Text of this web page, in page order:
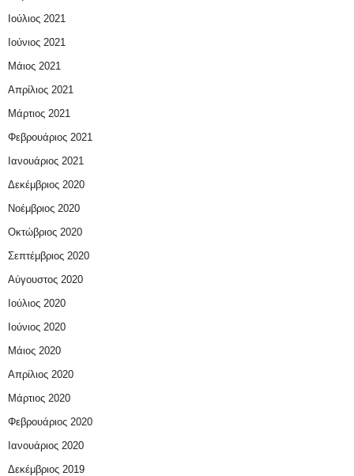
Ιούλιος 2021
Ιούνιος 2021
Μάιος 2021
Απρίλιος 2021
Μάρτιος 2021
Φεβρουάριος 2021
Ιανουάριος 2021
Δεκέμβριος 2020
Νοέμβριος 2020
Οκτώβριος 2020
Σεπτέμβριος 2020
Αύγουστος 2020
Ιούλιος 2020
Ιούνιος 2020
Μάιος 2020
Απρίλιος 2020
Μάρτιος 2020
Φεβρουάριος 2020
Ιανουάριος 2020
Δεκέμβριος 2019